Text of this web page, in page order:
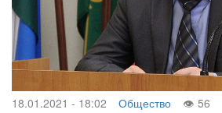
18.01.2021 - 18:02 Общество
56